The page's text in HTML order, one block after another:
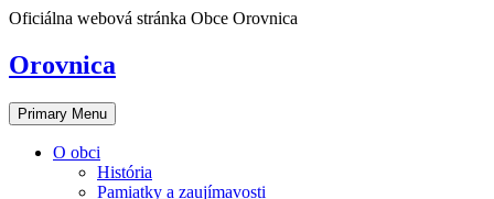
Skip
content
Oficiálna webová stránka Obce Orovnica
Orovnica
Primary Menu
O obci
História
Pamiatky a zaujímavosti